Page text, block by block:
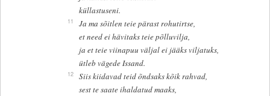
küllastuseni.
11
Ja ma sõitlen teie pärast rohutirtse,
et need ei hävitaks teie põlluvilja,
ja et teie viinapuu väljal ei jääks viljatuks,
ütleb vägede Issand.
12
Siis kiidavad teid õndsaks kõik rahvad,
sest te saate ihaldatud maaks,